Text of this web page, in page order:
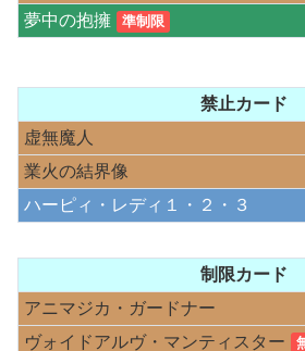
夢中の抱擁 準制限
禁止カード
虚無魔人
業火の結界像
ハーピィ・レディ１・２・３
制限カード
アニマジカ・ガードナー
ヴォイドアルヴ・マンティスター